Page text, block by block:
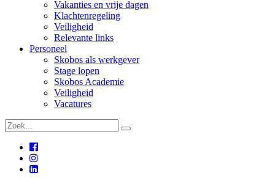
Vakanties en vrije dagen
Klachtenregeling
Veiligheid
Relevante links
Personeel
Skobos als werkgever
Stage lopen
Skobos Academie
Veiligheid
Vacatures